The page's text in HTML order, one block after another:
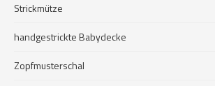
Strickmütze
handgestrickte Babydecke
Zopfmusterschal